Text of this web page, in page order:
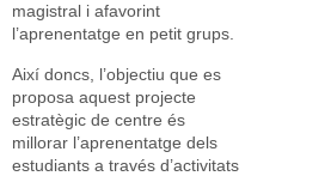
magistral i afavorint
l’aprenentatge en petit grups.
Així doncs, l’objectiu que es
proposa aquest projecte
estratègic de centre és
millorar l’aprenentatge dels
estudiants a través d’activitats